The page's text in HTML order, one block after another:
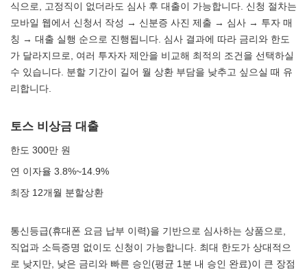
식으로, 고정직이 없더라도 심사 후 대출이 가능합니다. 신청 절차는
모바일 웹에서 신청서 작성 → 신분증 사진 제출 → 심사 → 투자 매
칭 → 대출 실행 순으로 진행됩니다. 심사 결과에 따라 금리와 한도
가 달라지므로, 여러 투자자 제안을 비교해 최적의 조건을 선택하실
수 있습니다. 분할 기간이 길어 월 상환 부담을 낮추고 싶으실 때 유
리합니다.
토스 비상금 대출
한도 300만 원
연 이자율 3.8%~14.9%
최장 12개월 분할상환
통신등급(휴대폰 요금 납부 이력)을 기반으로 심사하는 상품으로,
직업과 소득증명 없이도 신청이 가능합니다. 최대 한도가 상대적으
로 낮지만, 낮은 금리와 빠른 승인(평균 1분 내 승인 완료)이 큰 장점